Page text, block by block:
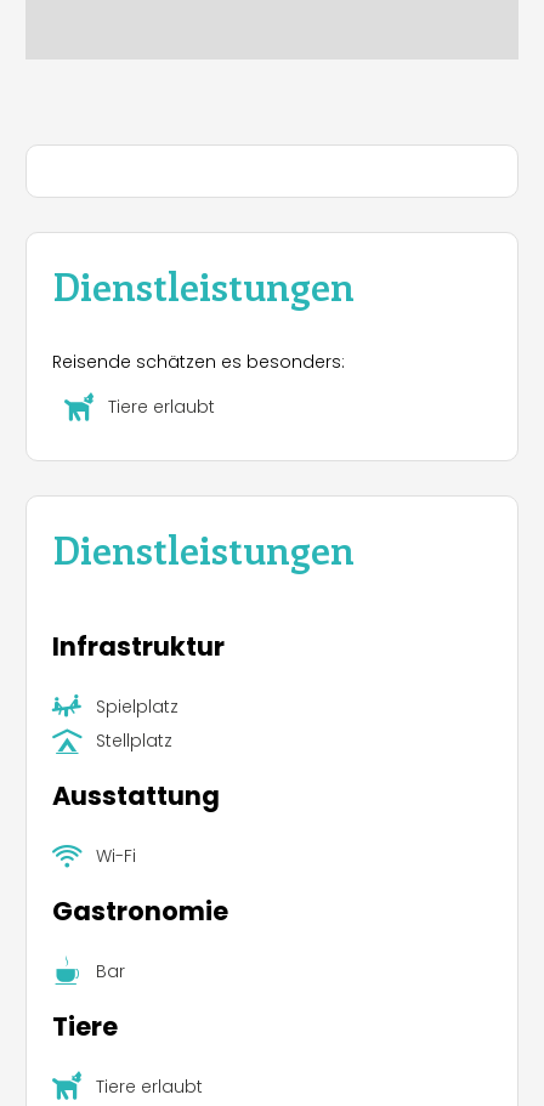
Dienstleistungen
Reisende schätzen es besonders:
Tiere erlaubt
Dienstleistungen
Infrastruktur
Spielplatz
Stellplatz
Ausstattung
Wi-Fi
Gastronomie
Bar
Tiere
Tiere erlaubt